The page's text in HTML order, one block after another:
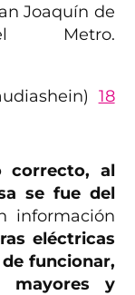
Joaquín de
18
correcto, al
se fue del
información
eléctricas
funcionar,
mayores y